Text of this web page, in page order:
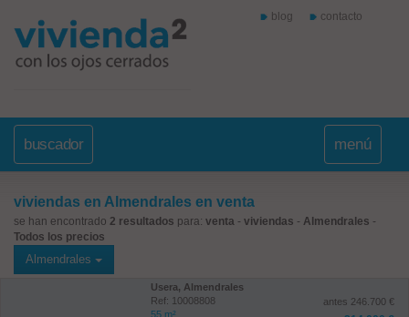
blog contacto
buscador menú
viviendas en Almendrales en venta
se han encontrado 2 resultados para: venta - viviendas - Almendrales -
Todos los precios
Almendrales
Usera, Almendrales
Ref: 10008808
55 m²
antes 246.700 €